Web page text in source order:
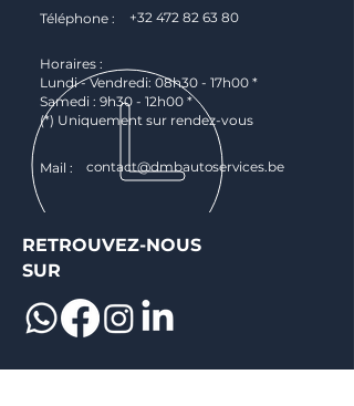
Téléphone : +32 472 82 63 80
Horaires :
Lundi - Vendredi: 08h30 - 17h00 *
Samedi : 9h30 - 12h00 *
(*) Uniquement sur rendez-vous
contact@dmbautoservices.be
Mail :
RETROUVEZ-NOUS
SUR